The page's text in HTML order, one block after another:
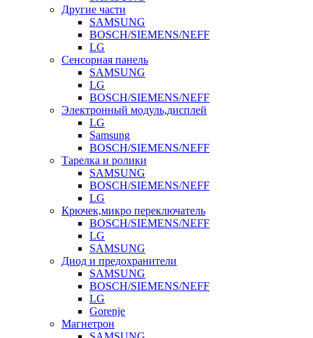
Другие части
SAMSUNG
BOSCH/SIEMENS/NEFF
LG
Сенсорная панель
SAMSUNG
LG
BOSCH/SIEMENS/NEFF
Электронный модуль,дисплей
LG
Samsung
BOSCH/SIEMENS/NEFF
Тарелка и ролики
SAMSUNG
BOSCH/SIEMENS/NEFF
LG
Крючек,микро переключатель
BOSCH/SIEMENS/NEFF
LG
SAMSUNG
Диод и предохранители
SAMSUNG
BOSCH/SIEMENS/NEFF
LG
Gorenje
Магнетрон